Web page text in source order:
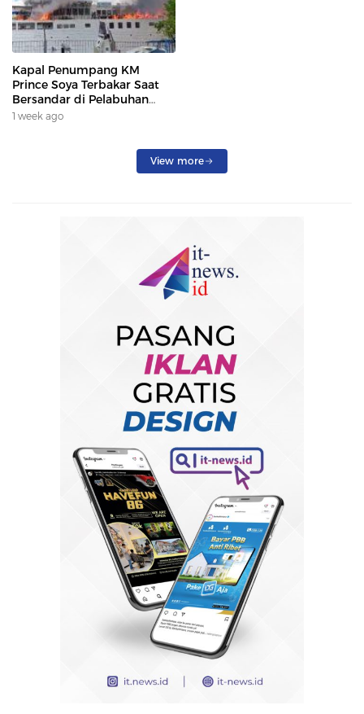
Kapal Penumpang KM
Prince Soya Terbakar Saat
Bersandar di Pelabuhan
Samarinda, Keberangkatan
1 week ago
View more